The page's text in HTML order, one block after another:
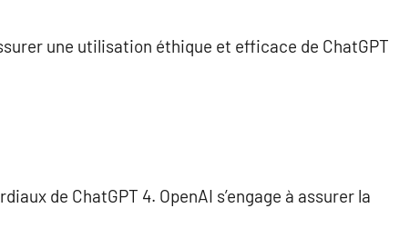
une utilisation éthique et efficace de ChatGPT
de ChatGPT 4. OpenAI s’engage à assurer la